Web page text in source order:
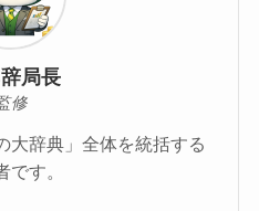
局長
修
大辞典」全体を統括する
です。